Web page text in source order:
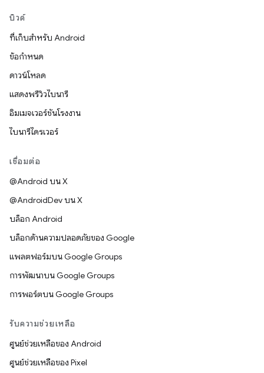
บิวด์
ที่เก็บสำหรับ Android
ข้อกำหนด
ดาวน์โหลด
แสดงพรีวิวไบนารี
อิมเมจเวอร์ชันโรงงาน
ไบนารีไดรเวอร์
เชื่อมต่อ
@Android บน X
@AndroidDev บน X
บล็อก Android
บล็อกด้านความปลอดภัยของ Google
แพลตฟอร์มบน Google Groups
การพัฒนาบน Google Groups
การพอร์ตบน Google Groups
รับความช่วยเหลือ
ศูนย์ช่วยเหลือของ Android
ศูนย์ช่วยเหลือของ Pixel